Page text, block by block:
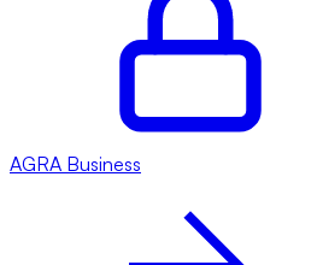
AGRA Business